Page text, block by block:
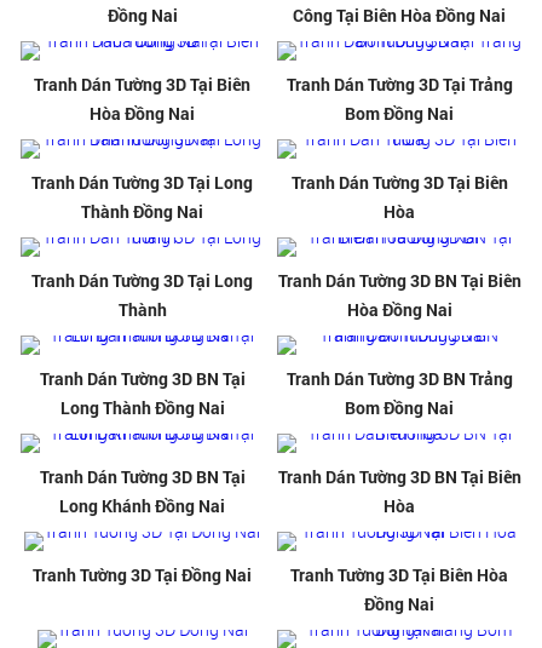
Đồng Nai
Công Tại Biên Hòa Đồng Nai
Tranh Dán Tường 3D Tại Biên
Hòa Đồng Nai
Tranh Dán Tường 3D Tại Trảng
Bom Đồng Nai
Tranh Dán Tường 3D Tại Long
Thành Đồng Nai
Tranh Dán Tường 3D Tại Biên
Hòa
Tranh Dán Tường 3D Tại Long
Thành
Tranh Dán Tường 3D BN Tại Biên
Hòa Đồng Nai
Tranh Dán Tường 3D BN Tại
Long Thành Đồng Nai
Tranh Dán Tường 3D BN Trảng
Bom Đồng Nai
Tranh Dán Tường 3D BN Tại
Long Khánh Đồng Nai
Tranh Dán Tường 3D BN Tại Biên
Hòa
Tranh Tường 3D Tại Đồng Nai
Tranh Tường 3D Tại Biên Hòa
Đồng Nai